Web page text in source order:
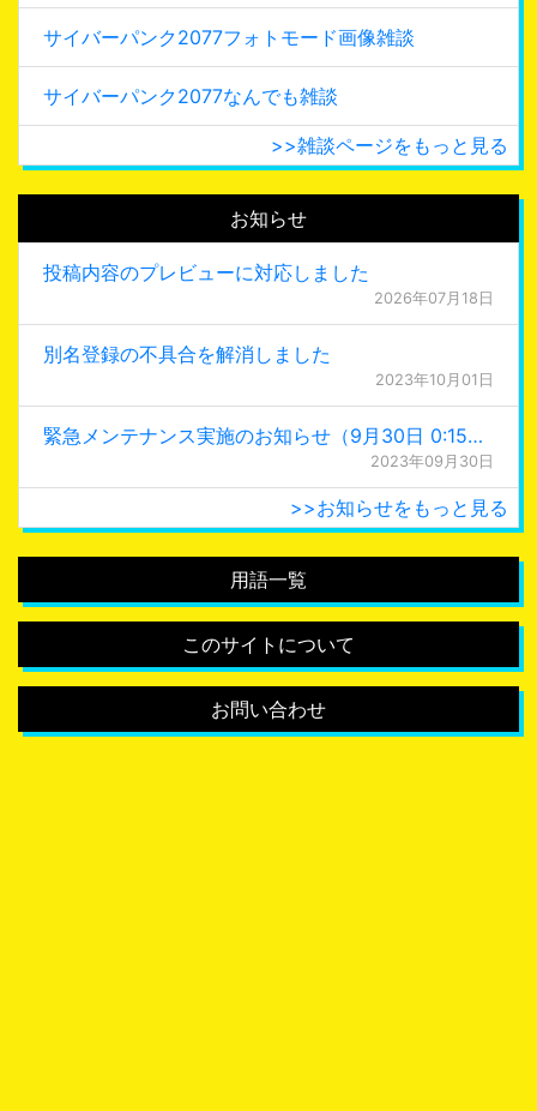
サイバーパンク2077フォトモード画像雑談
サイバーパンク2077なんでも雑談
>>雑談ページをもっと見る
お知らせ
投稿内容のプレビューに対応しました
2026年07月18日
別名登録の不具合を解消しました
2023年10月01日
緊急メンテナンス実施のお知らせ（9月30日 0:15更新）
2023年09月30日
>>お知らせをもっと見る
用語一覧
このサイトについて
お問い合わせ